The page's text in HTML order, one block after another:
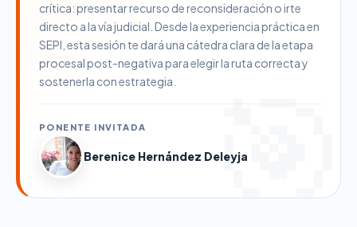
crítica: presentar recurso de reconsideración o irte
directo a la vía judicial. Desde la experiencia práctica en
SEPI, esta sesión te dará una cátedra clara de la etapa
procesal post-negativa para elegir la ruta correcta y
sostenerla con estrategia.
PONENTE INVITADA
Berenice Hernández Deleyja